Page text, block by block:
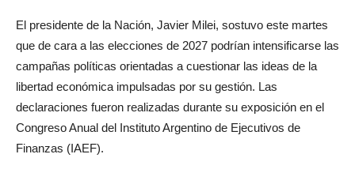
El presidente de la Nación, Javier Milei, sostuvo este martes
que de cara a las elecciones de 2027 podrían intensificarse las
campañas políticas orientadas a cuestionar las ideas de la
libertad económica impulsadas por su gestión. Las
declaraciones fueron realizadas durante su exposición en el
Congreso Anual del Instituto Argentino de Ejecutivos de
Finanzas (IAEF).